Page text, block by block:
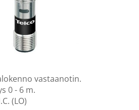
vastaanotin.
0 - 6 m.
(LO)